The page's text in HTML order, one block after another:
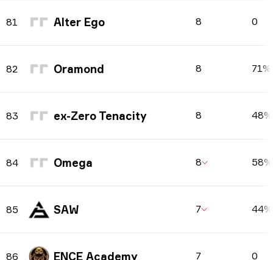
81 Alter Ego 8 0
82 Oramond 8 71%
83 ex-Zero Tenacity 8 48%
84 Omega 8 58%
85 SAW 7 44%
86 ENCE Academy 7 0